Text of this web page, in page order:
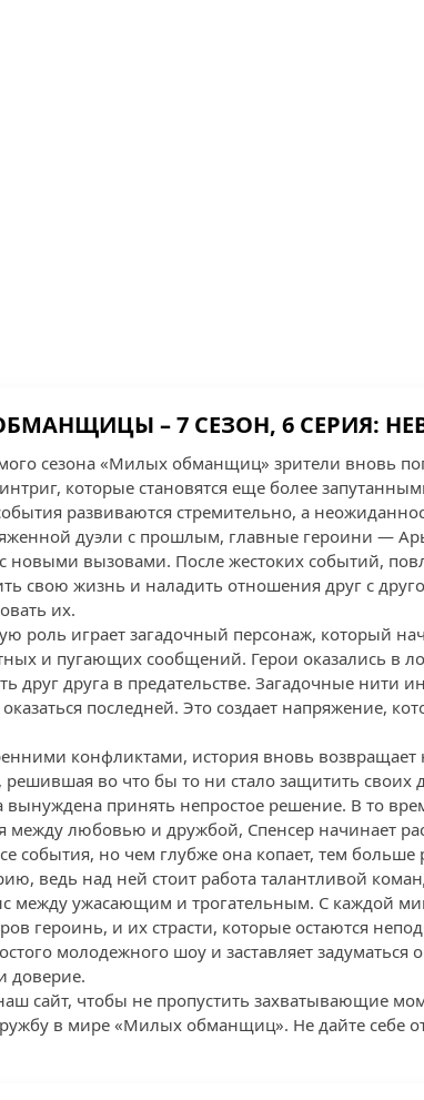
– 7 СЕЗОН, 6 СЕРИЯ:
сезона «Милых обманщиц» зрители вновь
которые становятся еще более
развиваются стремительно, а
дуэли с прошлым, главные героини —
новыми вызовами. После жестоких событий,
свою жизнь и наладить отношения друг с
их.
роль играет загадочный персонаж, который
и пугающих сообщений. Герои оказались в
друг друга в предательстве. Загадочные нити
последней. Это создает напряжение,
конфликтами, история вновь
во что бы то ни стало защитить своих
вынуждена принять непростое решение. В то
между любовью и дружбой, Спенсер начинает
события, но чем глубже она копает, тем больше
ведь над ней стоит работа талантливой
между ужасающим и трогательным. С каждой
героинь, и их страсти, которые остаются
молодежного шоу и заставляет
доверие.
сайт, чтобы не пропустить захватывающие
в мире «Милых обманщиц». Не дайте себе